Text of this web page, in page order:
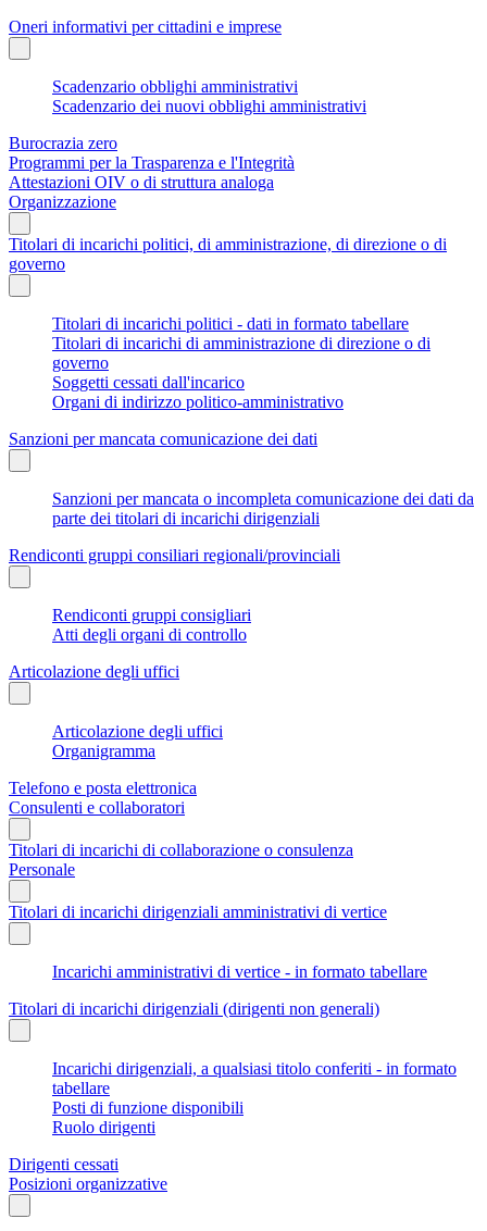
Oneri informativi per cittadini e imprese
Scadenzario obblighi amministrativi
Scadenzario dei nuovi obblighi amministrativi
Burocrazia zero
Programmi per la Trasparenza e l'Integrità
Attestazioni OIV o di struttura analoga
Organizzazione
Titolari di incarichi politici, di amministrazione, di direzione o di
governo
Titolari di incarichi politici - dati in formato tabellare
Titolari di incarichi di amministrazione di direzione o di
governo
Soggetti cessati dall'incarico
Organi di indirizzo politico-amministrativo
Sanzioni per mancata comunicazione dei dati
Sanzioni per mancata o incompleta comunicazione dei dati da
parte dei titolari di incarichi dirigenziali
Rendiconti gruppi consiliari regionali/provinciali
Rendiconti gruppi consigliari
Atti degli organi di controllo
Articolazione degli uffici
Articolazione degli uffici
Organigramma
Telefono e posta elettronica
Consulenti e collaboratori
Titolari di incarichi di collaborazione o consulenza
Personale
Titolari di incarichi dirigenziali amministrativi di vertice
Incarichi amministrativi di vertice - in formato tabellare
Titolari di incarichi dirigenziali (dirigenti non generali)
Incarichi dirigenziali, a qualsiasi titolo conferiti - in formato
tabellare
Posti di funzione disponibili
Ruolo dirigenti
Dirigenti cessati
Posizioni organizzative